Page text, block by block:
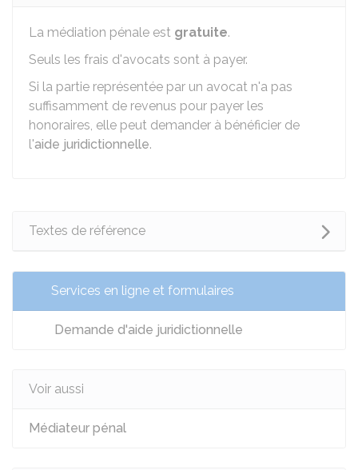
La médiation pénale est gratuite.
Seuls les frais d'avocats sont à payer.
Si la partie représentée par un avocat n'a pas
suffisamment de revenus pour payer les
honoraires, elle peut demander à bénéficier de
l'aide juridictionnelle.
Textes de référence
Services en ligne et formulaires
Demande d'aide juridictionnelle
Voir aussi
Médiateur pénal